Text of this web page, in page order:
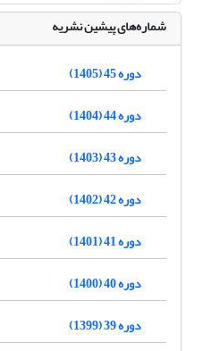
شماره‌های پیشین نشریه
دوره 45 (1405)
دوره 44 (1404)
دوره 43 (1403)
دوره 42 (1402)
دوره 41 (1401)
دوره 40 (1400)
دوره 39 (1399)